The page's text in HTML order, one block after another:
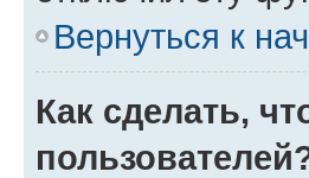
Вернуться к
Как сделать,